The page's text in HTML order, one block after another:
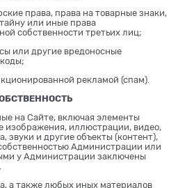
права, права на товарные знаки,
или иные права
собственности третьих лиц;
или другие вредоносные
рекламой (спам).
на Сайте, включая элементы
изображения, иллюстрации, видео,
звуки и другие объекты (контент),
Администрации или
у Администрации заключены
а также любых иных материалов